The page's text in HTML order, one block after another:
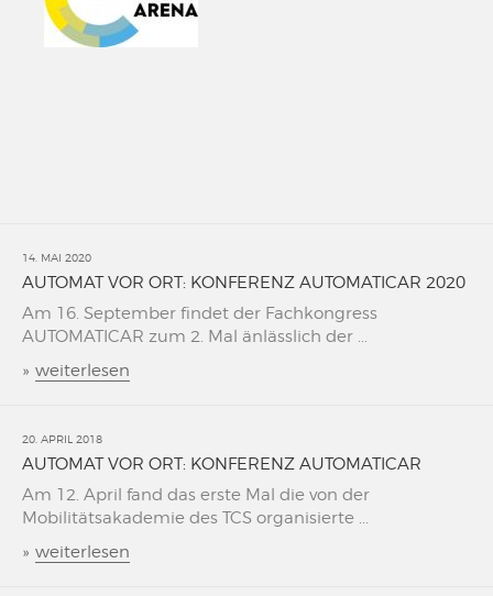
14. MAI 2020
AUTOMAT VOR ORT: KONFERENZ AUTOMATICAR 2020
Am 16. September findet der Fachkongress
AUTOMATICAR zum 2. Mal änlässlich der ...
» weiterlesen
20. APRIL 2018
AUTOMAT VOR ORT: KONFERENZ AUTOMATICAR
Am 12. April fand das erste Mal die von der
Mobilitätsakademie des TCS organisierte ...
» weiterlesen